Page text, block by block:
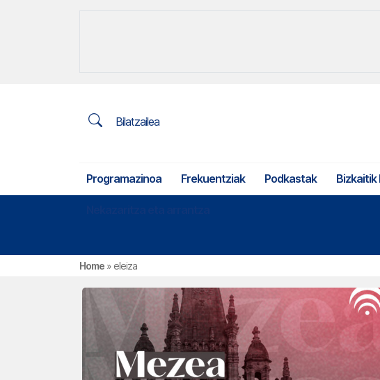
Bilatzailea
Programazinoa Frekuentziak Podkastak Bizkaitik
Home » eleiza